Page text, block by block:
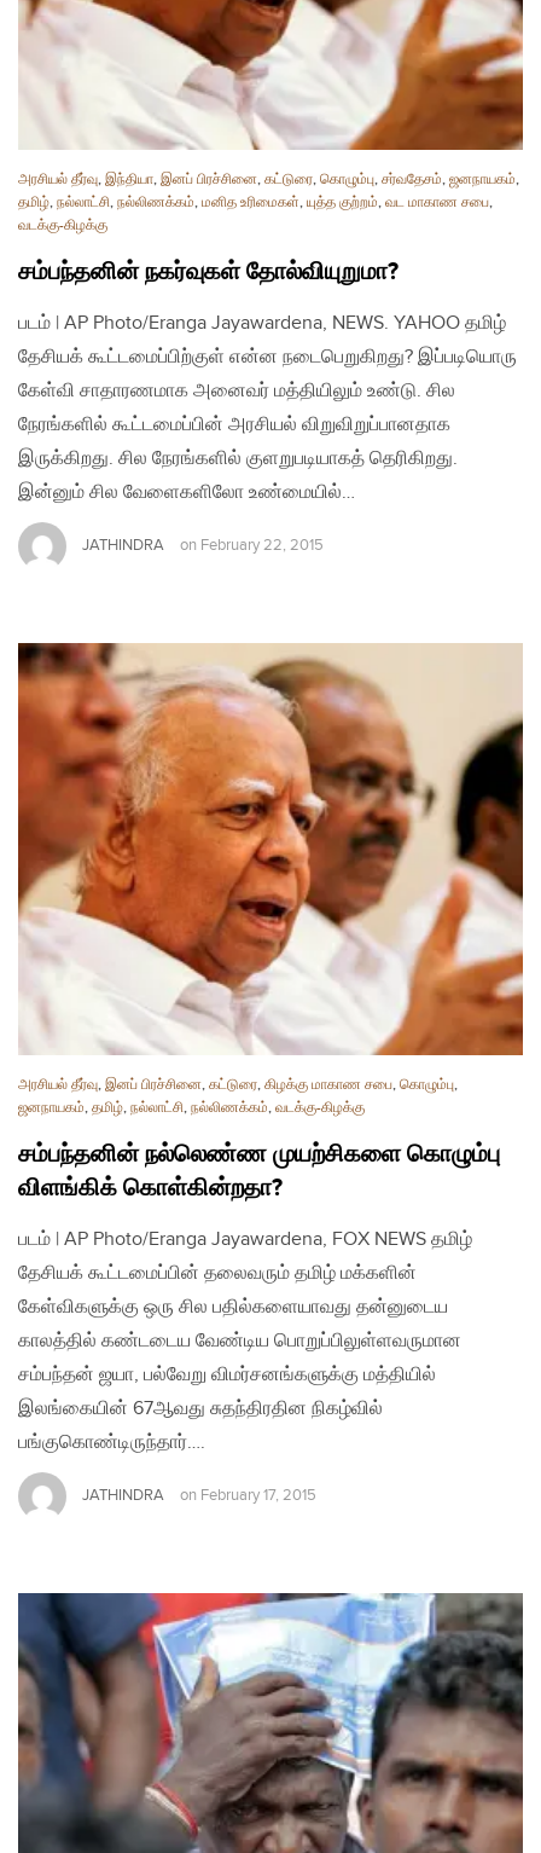
அரசியல் தீர்வு, இந்தியா, இனப் பிரச்சினை, கட்டுரை, கொழும்பு, சர்வதேசம், ஜனநாயகம்,
தமிழ், நல்லாட்சி, நல்லிணக்கம், மனித உரிமைகள், யுத்த குற்றம், வட மாகாண சபை,
வடக்கு-கிழக்கு
சம்பந்தனின் நகர்வுகள் தோல்வியுறுமா?
படம் | AP Photo/Eranga Jayawardena, NEWS. YAHOO தமிழ்
தேசியக் கூட்டமைப்பிற்குள் என்ன நடைபெறுகிறது? இப்படியொரு
கேள்வி சாதாரணமாக அனைவர் மத்தியிலும் உண்டு. சில
நேரங்களில் கூட்டமைப்பின் அரசியல் விறுவிறுப்பானதாக
இருக்கிறது. சில நேரங்களில் குளறுபடியாகத் தெரிகிறது.
இன்னும் சில வேளைகளிலோ உண்மையில்…
JATHINDRA on February 22, 2015
அரசியல் தீர்வு, இனப் பிரச்சினை, கட்டுரை, கிழக்கு மாகாண சபை, கொழும்பு,
ஜனநாயகம், தமிழ், நல்லாட்சி, நல்லிணக்கம், வடக்கு-கிழக்கு
சம்பந்தனின் நல்லெண்ண முயற்சிகளை கொழும்பு
விளங்கிக் கொள்கின்றதா?
படம் | AP Photo/Eranga Jayawardena, FOX NEWS தமிழ்
தேசியக் கூட்டமைப்பின் தலைவரும் தமிழ் மக்களின்
கேள்விகளுக்கு ஒரு சில பதில்களையாவது தன்னுடைய
காலத்தில் கண்டடைய வேண்டிய பொறுப்பிலுள்ளவருமான
சம்பந்தன் ஜயா, பல்வேறு விமர்சனங்களுக்கு மத்தியில்
இலங்கையின் 67ஆவது சுதந்திரதின நிகழ்வில்
பங்குகொண்டிருந்தார்….
JATHINDRA on February 17, 2015